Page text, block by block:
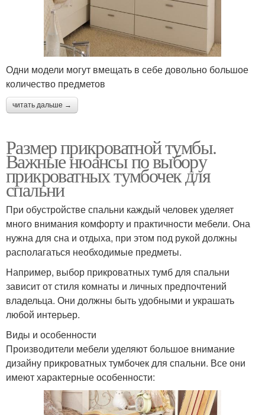
Одни модели могут вмещать в себе довольно большое
количество предметов
читать дальше →
Размер прикроватной тумбы.
Важные нюансы по выбору
прикроватных тумбочек для
спальни
При обустройстве спальни каждый человек уделяет
много внимания комфорту и практичности мебели. Она
нужна для сна и отдыха, при этом под рукой должны
располагаться необходимые предметы.
Например, выбор прикроватных тумб для спальни
зависит от стиля комнаты и личных предпочтений
владельца. Они должны быть удобными и украшать
любой интерьер.
Виды и особенности
Производители мебели уделяют большое внимание
дизайну прикроватных тумбочек для спальни. Все они
имеют характерные особенности: